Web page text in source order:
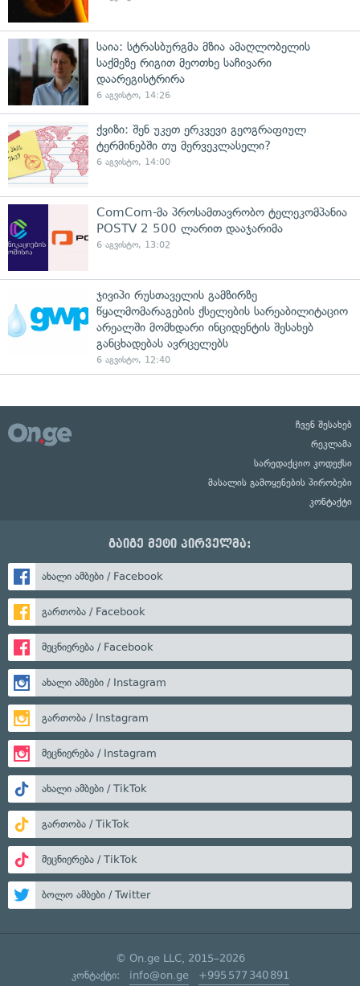
საია: სტრასბურგმა მზია ამაღლობელის
საქმეზე რიგით მეოთხე საჩივარი
დაარეგისტრირა
6 აგვისტო, 14:26
ქვიზი: შენ უკეთ ერკვევი გეოგრაფიულ
ტერმინებში თუ მერვეკლასელი?
6 აგვისტო, 14:00
ComCom-მა პროსამთავრობო ტელეკომპანია
POSTV 2 500 ლარით დააჯარიმა
6 აგვისტო, 13:02
ჯივიპი რუსთაველის გამზირზე
წყალმომარაგების ქსელების სარეაბილიტაციო
არეალში მომხდარი ინციდენტის შესახებ
განცხადებას ავრცელებს
6 აგვისტო, 12:40
ჩვენ შესახებ
რეკლამა
სარედაქციო კოდექსი
მასალის გამოყენების პირობები
კონტაქტი
გაიგე მეტი პირველმა:
ახალი ამბები / Facebook
გართობა / Facebook
მეცნიერება / Facebook
ახალი ამბები / Instagram
გართობა / Instagram
მეცნიერება / Instagram
ახალი ამბები / TikTok
გართობა / TikTok
მეცნიერება / TikTok
ბოლო ამბები / Twitter
© On.ge LLC, 2015–2026
კონტაქტი: info@on.ge +995 577 340 891